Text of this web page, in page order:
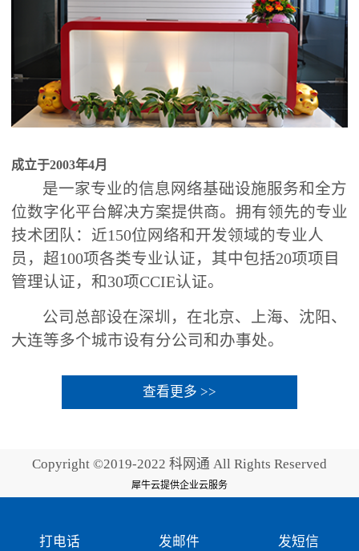
成立于2003年4月
是一家专业的信息网络基础设施服务和全方
位数字化平台解决方案提供商。拥有领先的专业
技术团队：近150位网络和开发领域的专业人
员，超100项各类专业认证，其中包括20项项目
管理认证，和30项CCIE认证。
公司总部设在深圳，在北京、上海、沈阳、
大连等多个城市设有分公司和办事处。
查看更多 >>
Copyright ©2019-2022 科网通 All Rights Reserved
犀牛云提供企业云服务
打电话 发邮件 发短信